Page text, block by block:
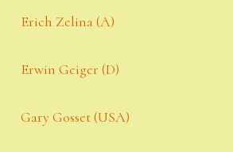
Erich Zelina (A)
Erwin Geiger (D)
Gary Gosset (USA)